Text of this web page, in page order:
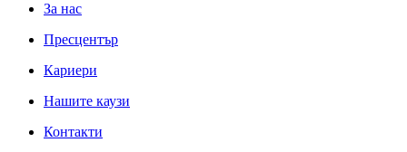
За нас
Пресцентър
Кариери
Нашите каузи
Контакти